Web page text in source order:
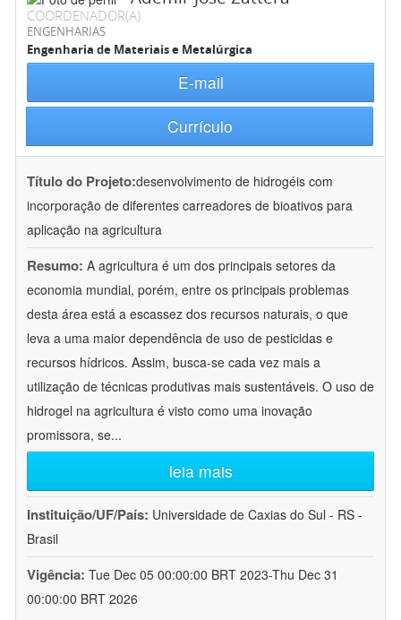
COORDENADOR(A)
ENGENHARIAS
Engenharia de Materiais e Metalúrgica
E-mail
Currículo
Título do Projeto:desenvolvimento de hidrogéis com
incorporação de diferentes carreadores de bioativos para
aplicação na agricultura
Resumo: A agricultura é um dos principais setores da
economia mundial, porém, entre os principais problemas
desta área está a escassez dos recursos naturais, o que
leva a uma maior dependência de uso de pesticidas e
recursos hídricos. Assim, busca-se cada vez mais a
utilização de técnicas produtivas mais sustentáveis. O uso de
hidrogel na agricultura é visto como uma inovação
promissora, se...
leia mais
Instituição/UF/País: Universidade de Caxias do Sul - RS -
Brasil
Vigência: Tue Dec 05 00:00:00 BRT 2023-Thu Dec 31
00:00:00 BRT 2026